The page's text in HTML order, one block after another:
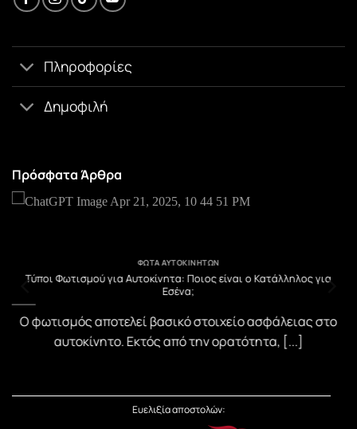
Πληροφορίες
Δημοφιλή
Πρόσφατα Άρθρα
ΦΏΤΑ ΑΥΤΟΚΙΝΉΤΩΝ
Τύποι Φωτισμού για Αυτοκίνητα: Ποιος είναι ο Κατάλληλος για
Εσένα;
Ο φωτισμός αποτελεί βασικό στοιχείο ασφάλειας στο
αυτοκίνητο. Εκτός από την ορατότητα, [...]
Ευελιξία αποστολών: